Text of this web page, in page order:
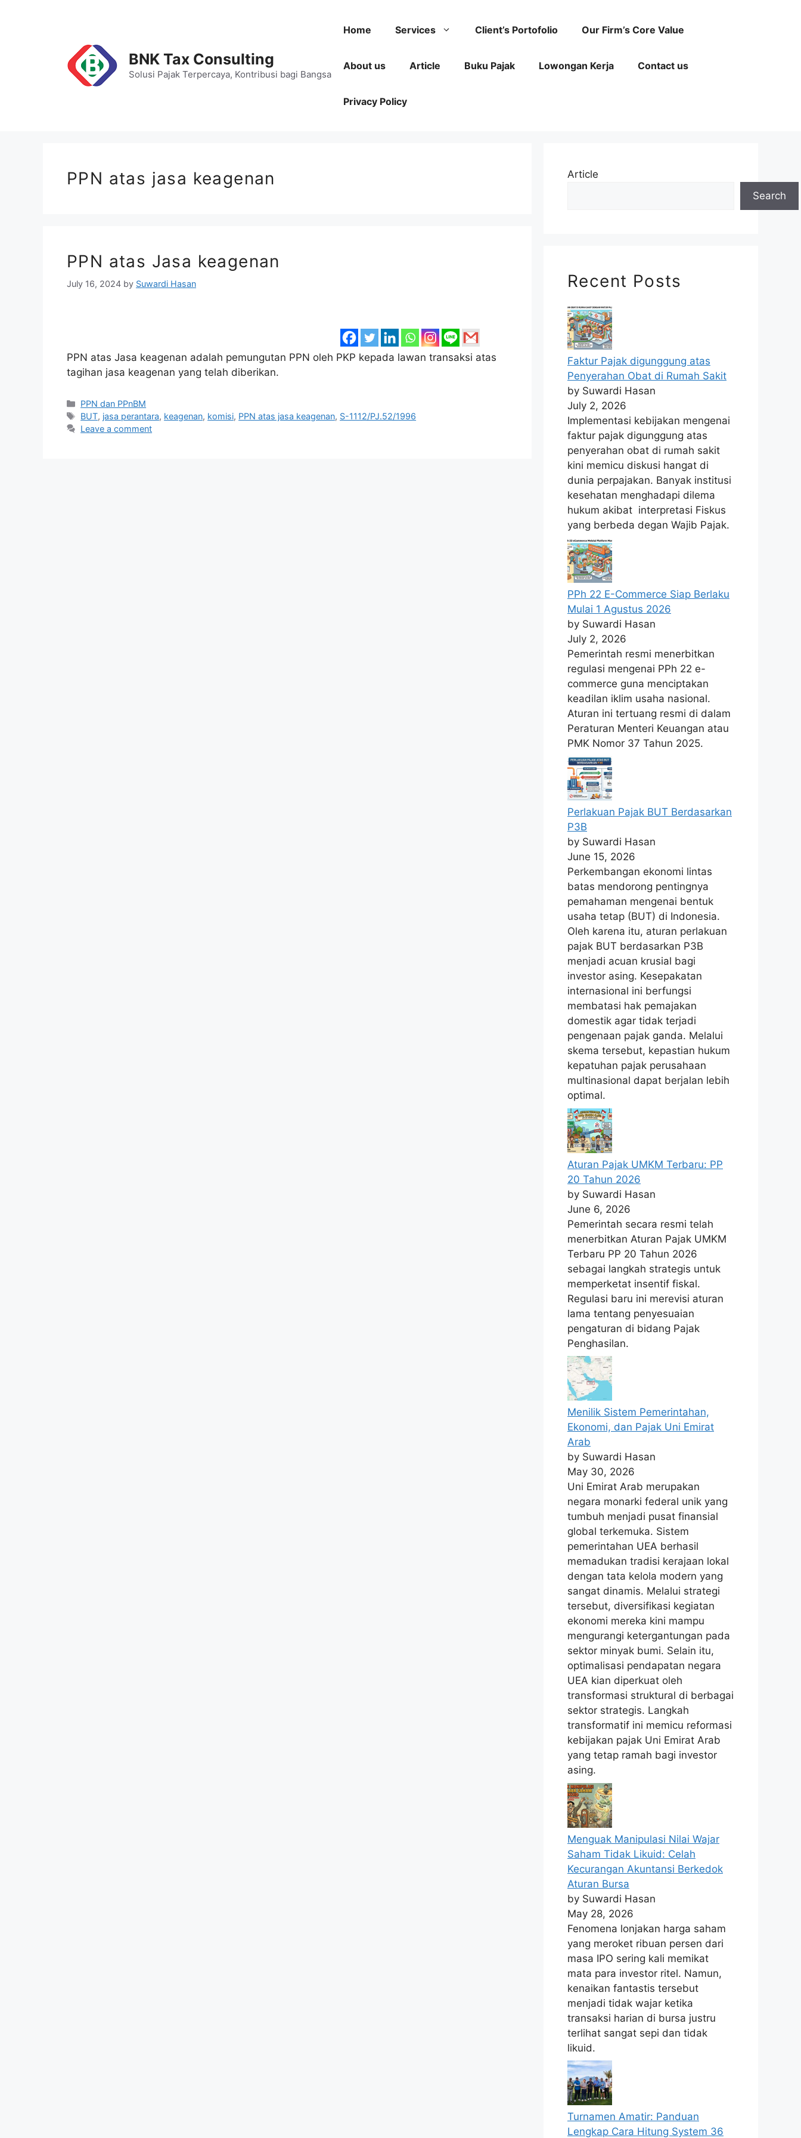
BNK Tax Consulting
Solusi Pajak Terpercaya, Kontribusi bagi Bangsa
Home Services Client’s Portofolio Our Firm’s Core Value
About us Article Buku Pajak Lowongan Kerja Contact us
Privacy Policy
PPN atas jasa keagenan
PPN atas Jasa keagenan
July 16, 2024 by Suwardi Hasan
PPN atas Jasa keagenan adalah pemungutan PPN oleh PKP kepada lawan transaksi atas
tagihan jasa keagenan yang telah diberikan.
Categories
PPN dan PPnBM
Tags
BUT, jasa perantara, keagenan, komisi, PPN atas jasa keagenan, S-1112/PJ.52/1996
Leave a comment
Article
Search
Recent Posts
Faktur Pajak digunggung atas
Penyerahan Obat di Rumah Sakit
by Suwardi Hasan
July 2, 2026
Implementasi kebijakan mengenai
faktur pajak digunggung atas
penyerahan obat di rumah sakit
kini memicu diskusi hangat di
dunia perpajakan. Banyak institusi
kesehatan menghadapi dilema
hukum akibat interpretasi Fiskus
yang berbeda degan Wajib Pajak.
PPh 22 E-Commerce Siap Berlaku
Mulai 1 Agustus 2026
by Suwardi Hasan
July 2, 2026
Pemerintah resmi menerbitkan
regulasi mengenai PPh 22 e-
commerce guna menciptakan
keadilan iklim usaha nasional.
Aturan ini tertuang resmi di dalam
Peraturan Menteri Keuangan atau
PMK Nomor 37 Tahun 2025.
Perlakuan Pajak BUT Berdasarkan
P3B
by Suwardi Hasan
June 15, 2026
Perkembangan ekonomi lintas
batas mendorong pentingnya
pemahaman mengenai bentuk
usaha tetap (BUT) di Indonesia.
Oleh karena itu, aturan perlakuan
pajak BUT berdasarkan P3B
menjadi acuan krusial bagi
investor asing. Kesepakatan
internasional ini berfungsi
membatasi hak pemajakan
domestik agar tidak terjadi
pengenaan pajak ganda. Melalui
skema tersebut, kepastian hukum
kepatuhan pajak perusahaan
multinasional dapat berjalan lebih
optimal.
Aturan Pajak UMKM Terbaru: PP
20 Tahun 2026
by Suwardi Hasan
June 6, 2026
Pemerintah secara resmi telah
menerbitkan Aturan Pajak UMKM
Terbaru PP 20 Tahun 2026
sebagai langkah strategis untuk
memperketat insentif fiskal.
Regulasi baru ini merevisi aturan
lama tentang penyesuaian
pengaturan di bidang Pajak
Penghasilan.
Menilik Sistem Pemerintahan,
Ekonomi, dan Pajak Uni Emirat
Arab
by Suwardi Hasan
May 30, 2026
Uni Emirat Arab merupakan
negara monarki federal unik yang
tumbuh menjadi pusat finansial
global terkemuka. Sistem
pemerintahan UEA berhasil
memadukan tradisi kerajaan lokal
dengan tata kelola modern yang
sangat dinamis. Melalui strategi
tersebut, diversifikasi kegiatan
ekonomi mereka kini mampu
mengurangi ketergantungan pada
sektor minyak bumi. Selain itu,
optimalisasi pendapatan negara
UEA kian diperkuat oleh
transformasi struktural di berbagai
sektor strategis. Langkah
transformatif ini memicu reformasi
kebijakan pajak Uni Emirat Arab
yang tetap ramah bagi investor
asing.
Menguak Manipulasi Nilai Wajar
Saham Tidak Likuid: Celah
Kecurangan Akuntansi Berkedok
Aturan Bursa
by Suwardi Hasan
May 28, 2026
Fenomena lonjakan harga saham
yang meroket ribuan persen dari
masa IPO sering kali memikat
mata para investor ritel. Namun,
kenaikan fantastis tersebut
menjadi tidak wajar ketika
transaksi harian di bursa justru
terlihat sangat sepi dan tidak
likuid.
Turnamen Amatir: Panduan
Lengkap Cara Hitung System 36